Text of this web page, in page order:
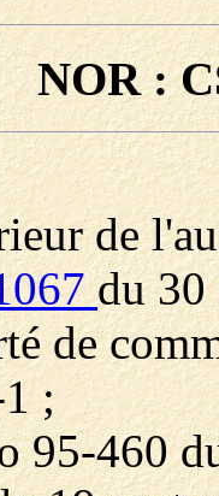
NOR :
de
du 30
de
;
95-460